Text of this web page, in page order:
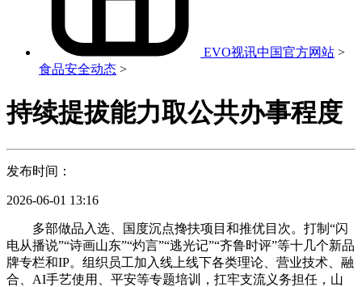
EVO视讯中国官方网站 >
食品安全动态 >
持续提拔能力取公共办事程度
发布时间：
2026-06-01 13:16
多部做品入选、国度沉点搀扶项目和推优目次。打制“闪
电从播说”“诗画山东”“灼言”“逃光记”“齐鲁时评”等十几个新品
牌专栏和IP。组织员工加入线上线下各类理论、营业技术、融
合、AI手艺使用、平安等专题培训，扛牢支流义务担任，山